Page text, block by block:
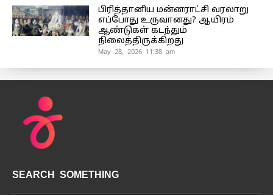
பிரித்தானிய மன்னராட்சி வரலாறு
எப்போது உருவானது? ஆயிரம்
ஆண்டுகள் கடந்தும்
நிலைத்திருக்கிறது
May 28, 2026 11:38 am
SEARCH SOMETHING